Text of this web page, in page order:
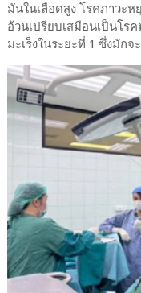
มันในเลือดสูง โรคภาวะ
อ้วนเปรียบเสมือนเป็นโร
มะเร็งในระยะที่ 1 ซึ่งมักจ